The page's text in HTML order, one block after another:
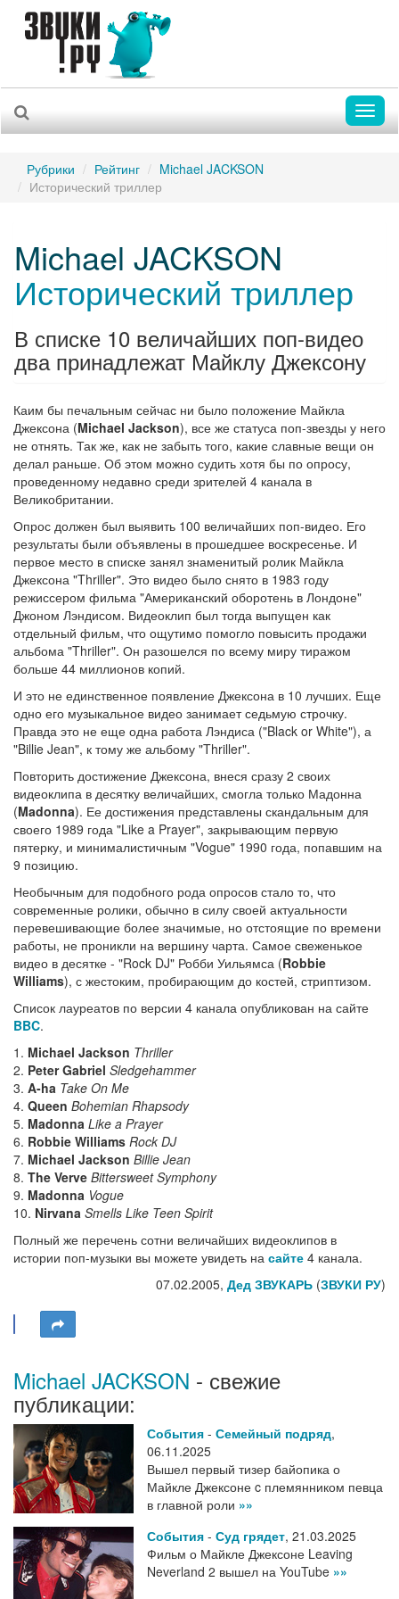
Рубрики Рейтинг
Michael JACKSON
Исторический триллер
Michael JACKSON
Исторический триллер
В списке 10 величайших поп-видео
два принадлежат Майклу Джексону
Каим бы печальным сейчас ни было положение Майкла
Джексона (Michael Jackson), все же статуса поп-звезды у него
не отнять. Так же, как не забыть того, какие славные вещи он
делал раньше. Об этом можно судить хотя бы по опросу,
проведенному недавно среди зрителей 4 канала в
Великобритании.
Опрос должен был выявить 100 величайших поп-видео. Его
результаты были объявлены в прошедшее воскресенье. И
первое место в списке занял знаменитый ролик Майкла
Джексона "Thriller". Это видео было снято в 1983 году
режиссером фильма "Американский оборотень в Лондоне"
Джоном Лэндисом. Видеоклип был тогда выпущен как
отдельный фильм, что ощутимо помогло повысить продажи
альбома "Thriller". Он разошелся по всему миру тиражом
больше 44 миллионов копий.
И это не единственное появление Джексона в 10 лучших. Еще
одно его музыкальное видео занимает седьмую строчку.
Правда это не еще одна работа Лэндиса ("Black or White"), а
"Billie Jean", к тому же альбому "Thriller".
Повторить достижение Джексона, внеся сразу 2 своих
видеоклипа в десятку величайших, смогла только Мадонна
(Madonna). Ее достижения представлены скандальным для
своего 1989 года "Like a Prayer", закрывающим первую
пятерку, и минималистичным "Vogue" 1990 года, попавшим на
9 позицию.
Необычным для подобного рода опросов стало то, что
современные ролики, обычно в силу своей актуальности
перевешивающие более значимые, но отстоящие по времени
работы, не проникли на вершину чарта. Самое свеженькое
видео в десятке - "Rock DJ" Робби Уильямса (Robbie
Williams), с жестоким, пробирающим до костей, стриптизом.
Список лауреатов по версии 4 канала опубликован на сайте
BBC.
1. Michael Jackson Thriller
2. Peter Gabriel Sledgehammer
3. A-ha Take On Me
4. Queen Bohemian Rhapsody
5. Madonna Like a Prayer
6. Robbie Williams Rock DJ
7. Michael Jackson Billie Jean
8. The Verve Bittersweet Symphony
9. Madonna Vogue
10. Nirvana Smells Like Teen Spirit
Полный же перечень сотни величайших видеоклипов в
истории поп-музыки вы можете увидеть на сайте 4 канала.
07.02.2005, Дед ЗВУКАРЬ (ЗВУКИ РУ)
Michael JACKSON - свежие
публикации:
События - Семейный подряд,
06.11.2025
Вышел первый тизер байопика о
Майкле Джексоне c племянником певца
в главной роли »»
События - Суд грядет, 21.03.2025
Фильм о Майкле Джексоне Leaving
Neverland 2 вышел на YouTube »»